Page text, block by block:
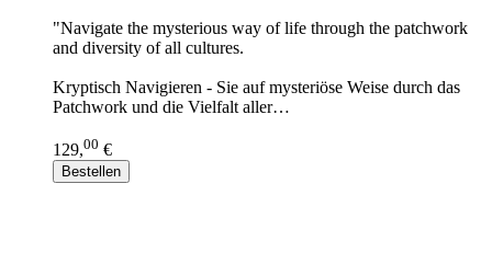
"Navigate the mysterious way of life through the patchwork
and diversity of all cultures.
Kryptisch Navigieren - Sie auf mysteriöse Weise durch das
Patchwork und die Vielfalt aller…
129,00 €
Bestellen